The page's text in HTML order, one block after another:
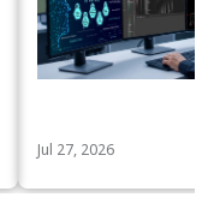
Jul 27, 2026